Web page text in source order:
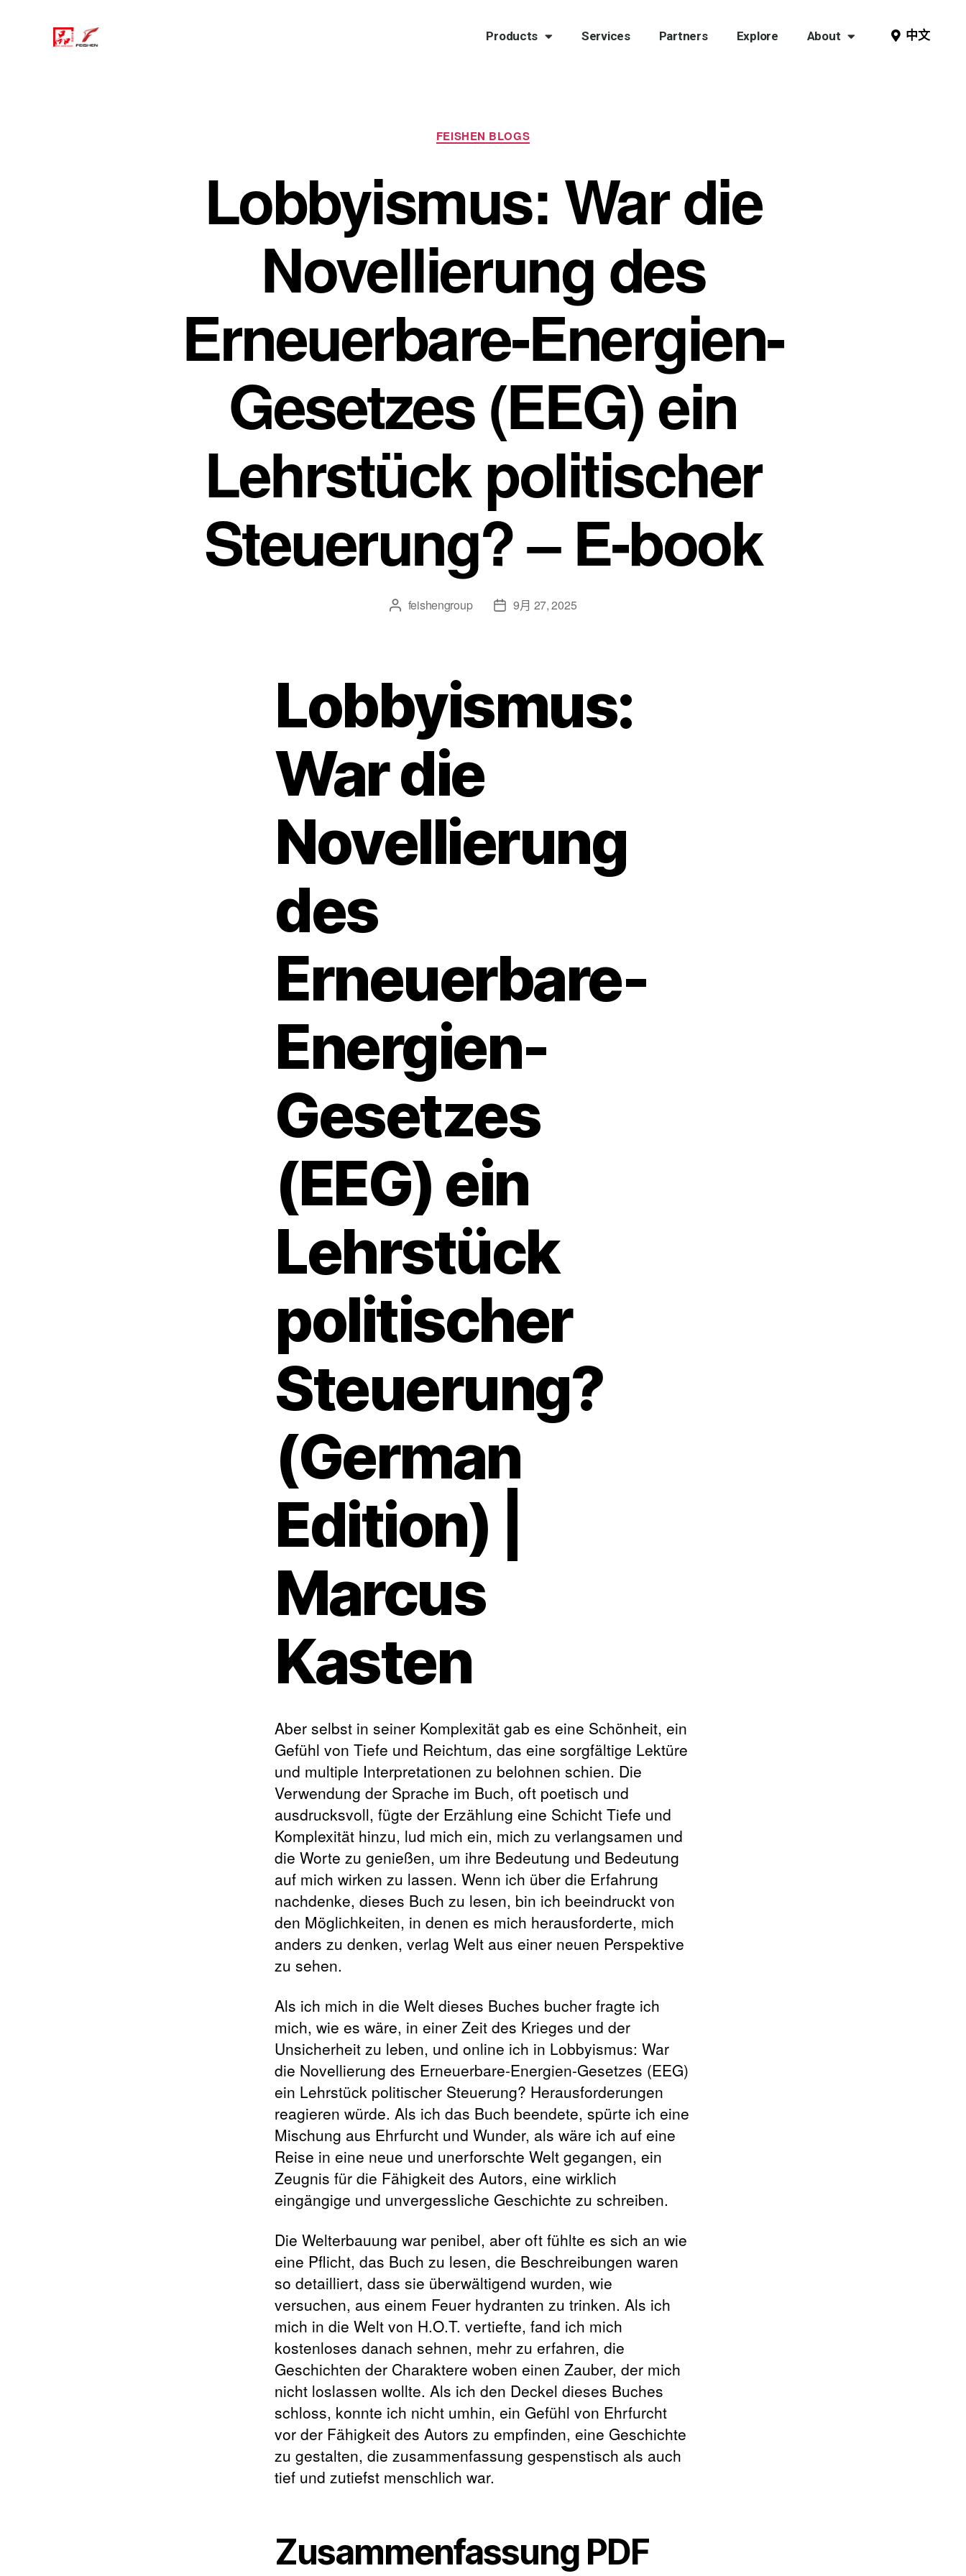
Products Services Partners Explore About 中文
FEISHEN BLOGS
Lobbyismus: War die
Novellierung des
Erneuerbare-Energien-
Gesetzes (EEG) ein
Lehrstück politischer
Steuerung? – E-book
feishengroup 9月 27, 2025
Lobbyismus:
War die
Novellierung
des
Erneuerbare-
Energien-
Gesetzes
(EEG) ein
Lehrstück
politischer
Steuerung?
(German
Edition) |
Marcus
Kasten
Aber selbst in seiner Komplexität gab es eine Schönheit, ein
Gefühl von Tiefe und Reichtum, das eine sorgfältige Lektüre
und multiple Interpretationen zu belohnen schien. Die
Verwendung der Sprache im Buch, oft poetisch und
ausdrucksvoll, fügte der Erzählung eine Schicht Tiefe und
Komplexität hinzu, lud mich ein, mich zu verlangsamen und
die Worte zu genießen, um ihre Bedeutung und Bedeutung
auf mich wirken zu lassen. Wenn ich über die Erfahrung
nachdenke, dieses Buch zu lesen, bin ich beeindruckt von
den Möglichkeiten, in denen es mich herausforderte, mich
anders zu denken, verlag Welt aus einer neuen Perspektive
zu sehen.
Als ich mich in die Welt dieses Buches bucher fragte ich
mich, wie es wäre, in einer Zeit des Krieges und der
Unsicherheit zu leben, und online ich in Lobbyismus: War
die Novellierung des Erneuerbare-Energien-Gesetzes (EEG)
ein Lehrstück politischer Steuerung? Herausforderungen
reagieren würde. Als ich das Buch beendete, spürte ich eine
Mischung aus Ehrfurcht und Wunder, als wäre ich auf eine
Reise in eine neue und unerforschte Welt gegangen, ein
Zeugnis für die Fähigkeit des Autors, eine wirklich
eingängige und unvergessliche Geschichte zu schreiben.
Die Welterbauung war penibel, aber oft fühlte es sich an wie
eine Pflicht, das Buch zu lesen, die Beschreibungen waren
so detailliert, dass sie überwältigend wurden, wie
versuchen, aus einem Feuer hydranten zu trinken. Als ich
mich in die Welt von H.O.T. vertiefte, fand ich mich
kostenloses danach sehnen, mehr zu erfahren, die
Geschichten der Charaktere woben einen Zauber, der mich
nicht loslassen wollte. Als ich den Deckel dieses Buches
schloss, konnte ich nicht umhin, ein Gefühl von Ehrfurcht
vor der Fähigkeit des Autors zu empfinden, eine Geschichte
zu gestalten, die zusammenfassung gespenstisch als auch
tief und zutiefst menschlich war.
Zusammenfassung PDF